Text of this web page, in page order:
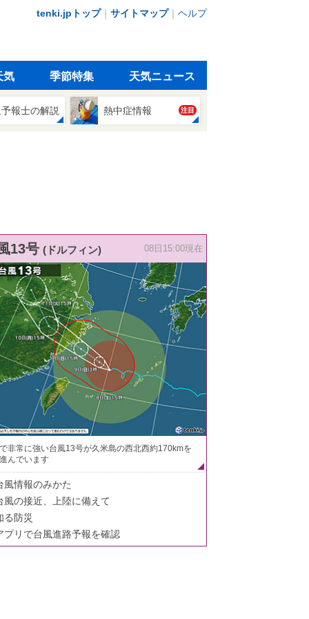
tenki.jpトップ｜ サイトマップ｜ ヘルプ
気 季節特集 天気ニュース
報士の解説 熱中症情報 注目
13号 (ドルフィン) 08日15:00現在
非常に強い台風13号が久米島の西北西約170kmを
んでいます
風情報のみかた
風の接近、上陸に備えて
る防災
プリで台風進路予報を確認